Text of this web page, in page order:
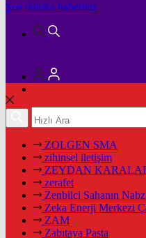
Son dakika haberleri
ZOLGEN SMA
zihinsel iletişim
ZEYDAN
zerafet
Zenbilci Sahanın
Zeka Enerji Merkezi
ZAM
Zabıtaya Pasta